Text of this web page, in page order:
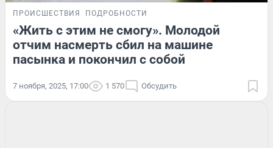
ПРОИСШЕСТВИЯ ПОДРОБНОСТИ
«Жить с этим не смогу». Молодой
отчим насмерть сбил на машине
пасынка и покончил с собой
7 ноября, 2025, 17:00 1 570 Обсудить